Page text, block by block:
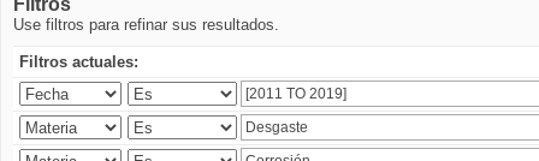
Filtros
Use filtros para refinar sus resultados.
Filtros actuales: